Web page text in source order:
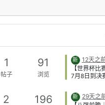
1
帖子
91
浏览
新
12天之
【世界杯
7月8日到决
硬越来越多
关键回合，
2 196 新
29天之